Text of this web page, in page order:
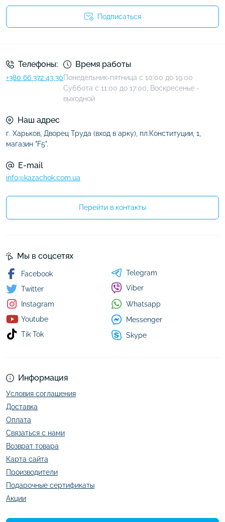
Подписаться
Телефоны:
+380 66 372 43 30
Время работы
Понедельник-пятница с 10:00 до 19:00
Суббота с 11:00 до 17:00, Воскресенье -
выходной
Наш адрес
г. Харьков, Дворец Труда (вход в арку), пл.Конституции, 1,
магазин "F5".
E-mail
info@kazachok.com.ua
Перейти в контакты
Информация
Условия соглашения
Доставка
Оплата
Связаться с нами
Возврат товара
Карта сайта
Производители
Подарочные сертификаты
Акции
Мы в соцсетях
Facebook
Twitter
Instagram
Youtube
Tik Tok
Telegram
Viber
Whatsapp
Messenger
Skype